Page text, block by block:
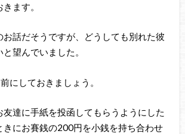
ます。
お話だそうですが、どうしても別れた彼
望んでいました。
にしておきましょう。
友達に手紙を投函してもらうようにした
きにお賽銭の200円を小銭を持ち合わせ